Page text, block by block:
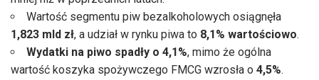
Wartość segmentu piw bezalkoholowych osiągnęła
1,823 mld zł, a udział w rynku piwa to 8,1% wartościowo.
Wydatki na piwo spadły o 4,1%, mimo że ogólna
wartość koszyka spożywczego FMCG wzrosła o 4,5%.